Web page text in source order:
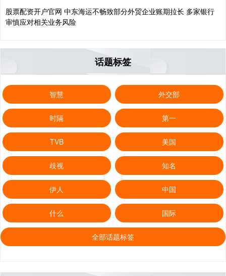
股票配资开户官网 中东海运不畅致部分外贸企业账期拉长 多家银行
审慎应对相关业务风险
话题标签
智慧 外交部
时隔 第一
TVB 美国
歧视 知名
伊人 中国
什么 国际
全部话题标签